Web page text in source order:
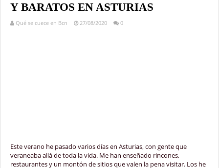
Y BARATOS EN ASTURIAS
Qué se cuece en Bcn 27/08/2020 0
Este verano he pasado varios días en Asturias, con gente que
veraneaba allá de toda la vida. Me han enseñado rincones,
restaurantes y un montón de sitios que valen la pena visitar. Los he